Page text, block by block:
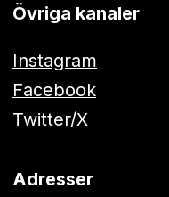
Övriga kanaler
Instagram
Facebook
Twitter/X
Adresser